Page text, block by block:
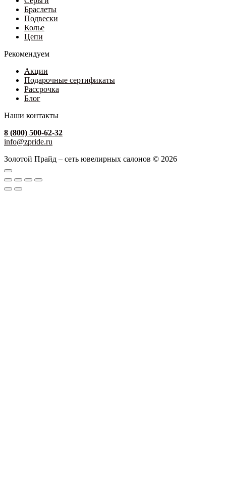
Браслеты
Подвески
Колье
Цепи
Рекомендуем
Акции
Подарочные сертификаты
Рассрочка
Блог
Наши контакты
8 (800) 500-62-32
info@zpride.ru
Золотой Прайд – сеть ювелирных салонов © 2026